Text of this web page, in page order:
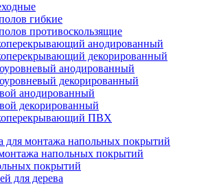
гибкие
противоскользящие
анодированный
декорированный
анодированный
декорированный
анодированный
декорированный
ПВХ
для монтажа напольных покрытий
напольных покрытий
покрытий
для дерева